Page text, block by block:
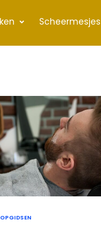
Scheermesjes